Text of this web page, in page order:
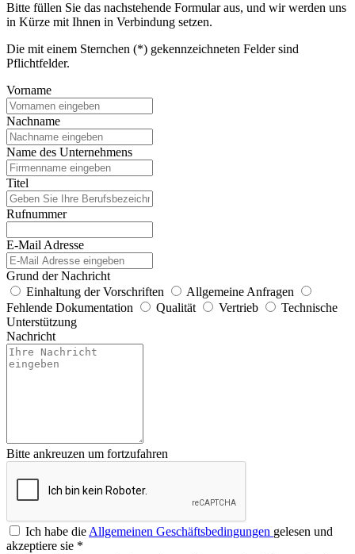
Bitte füllen Sie das nachstehende Formular aus, und wir werden uns
in Kürze mit Ihnen in Verbindung setzen.
Die mit einem Sternchen (*) gekennzeichneten Felder sind
Pflichtfelder.
Vorname
Nachname
Name des Unternehmens
Titel
Rufnummer
E-Mail Adresse
Grund der Nachricht
Einhaltung der Vorschriften
Allgemeine Anfragen
Fehlende Dokumentation
Qualität Vertrieb
Technische
Unterstützung
Nachricht
Bitte ankreuzen um fortzufahren
Ich habe dieAllgemeinen Geschäftsbedingungen gelesen und
akzeptiere sie *